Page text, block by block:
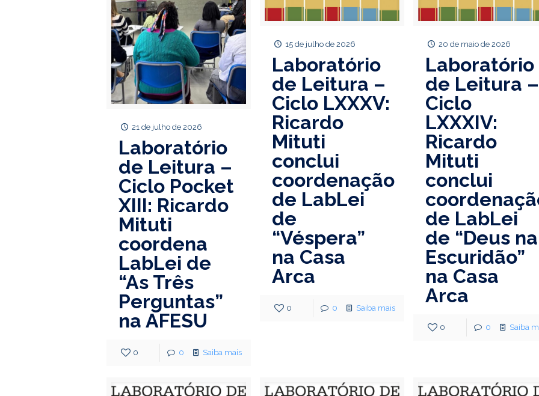
21 de julho de 2026
Laboratório
de Leitura –
Ciclo Pocket
XIII: Ricardo
Mituti
coordena
LabLei de
“As Três
Perguntas”
na AFESU
0 0 Saiba mais
15 de julho de 2026
Laboratório
de Leitura –
Ciclo LXXXV:
Ricardo
Mituti
conclui
coordenação
de LabLei
de
“Véspera”
na Casa
Arca
0 0 Saiba mais
20 de maio de 2026
Laboratório
de Leitura –
Ciclo
LXXXIV:
Ricardo
Mituti
conclui
de LabLei
de “Deus na
Escuridão”
na Casa
Arca
0 0 Saiba